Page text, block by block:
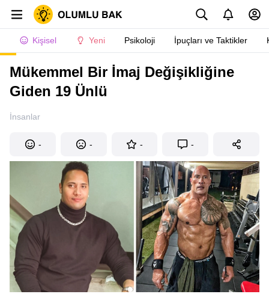
Kişisel Yeni Psikoloji İpuçları ve Taktikler
Mükemmel Bir İmaj Değişikliğine
Giden 19 Ünlü
İnsanlar
- - - -